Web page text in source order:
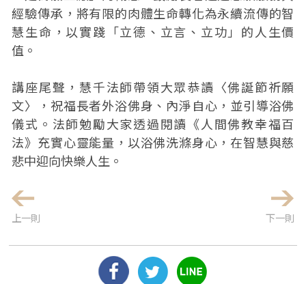
經驗傳承，將有限的肉體生命轉化為永續流傳的智
慧生命，以實踐「立德、立言、立功」的人生價
值。
講座尾聲，慧千法師帶領大眾恭讀〈佛誕節祈願
文〉，祝福長者外浴佛身、內淨自心，並引導浴佛
儀式。法師勉勵大家透過閱讀《人間佛教幸福百
法》充實心靈能量，以浴佛洗滌身心，在智慧與慈
悲中迎向快樂人生。
上一則 下一則